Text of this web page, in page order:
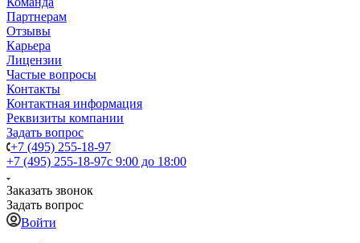
Партнерам
Отзывы
Карьера
Лицензии
Частые вопросы
Контакты
Контактная информация
Реквизиты компании
Задать вопрос
+7 (495) 255-18-97
+7 (495) 255-18-97с 9:00 до 18:00
Заказать звонок
Задать вопрос
Войти